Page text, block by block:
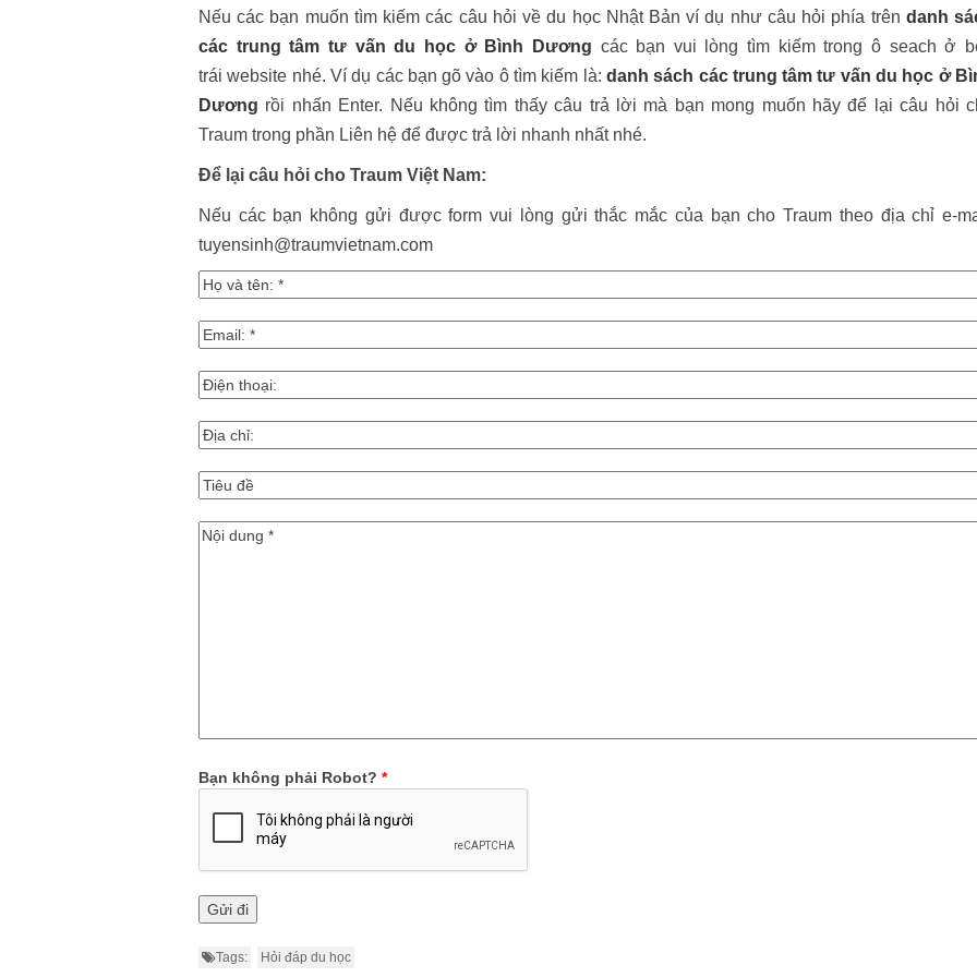
Nếu các bạn muốn tìm kiếm các câu hỏi về du học Nhật Bản ví dụ như câu hỏi phía trên danh
các trung tâm tư vấn du học ở Bình Dương các bạn vui lòng tìm kiếm trong ô seach ở
trái website nhé. Ví dụ các bạn gõ vào ô tìm kiếm là: danh sách các trung tâm tư vấn du học ở
Dương rồi nhấn Enter. Nếu không tìm thấy câu trả lời mà bạn mong muốn hãy để lại câu hỏi
Traum trong phần Liên hệ để được trả lời nhanh nhất nhé.
Để lại câu hỏi cho Traum Việt Nam:
Nếu các bạn không gửi được form vui lòng gửi thắc mắc của bạn cho Traum theo địa chỉ e-
tuyensinh@traumvietnam.com
Bạn không phải Robot? *
Tags: Hỏi đáp du học